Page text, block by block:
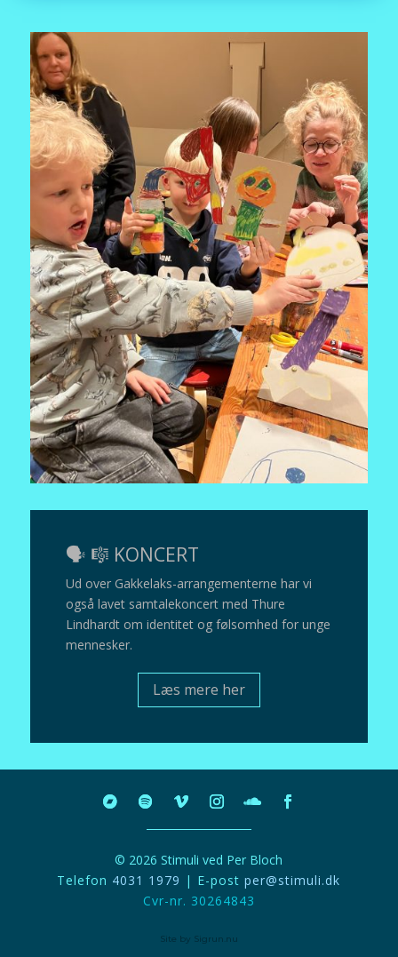
🗣️ 🎼 KONCERT
Ud over Gakkelaks-arrangementerne har vi
også lavet samtalekoncert med Thure
Lindhardt om identitet og følsomhed for unge
mennesker.
Læs mere her
© 2026 Stimuli ved Per Bloch
Telefon 4031 1979 | E-postper@stimuli.dk
Cvr-nr. 30264843
Site by Sigrun.nu